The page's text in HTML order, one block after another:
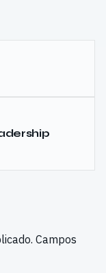
Campos